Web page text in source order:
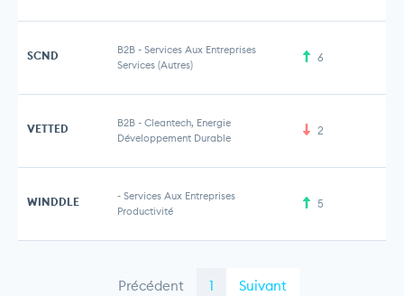
SCND B2B - Services Aux Entreprises
Services (Autres)
6
VETTED B2B - Cleantech, Energie
Développement Durable
2
WINDDLE - Services Aux Entreprises
Productivité
5
Précédent 1 Suivant